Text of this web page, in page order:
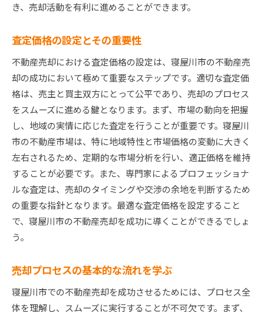
地元の声を聞くことの意義
地域の不動産価値を再評価する
き、売却活動を有利に進めることができます。
査定価格の設定とその重要性
不動産売却における査定価格の設定は、寝屋川市の不動産売
却の成功において極めて重要なステップです。適切な査定価
格は、売主と買主双方にとって公平であり、売却のプロセス
をスムーズに進める鍵となります。まず、市場の動向を把握
し、地域の実情に応じた査定を行うことが重要です。寝屋川
市の不動産市場は、特に地域特性と市場価格の変動に大きく
左右されるため、定期的な市場分析を行い、適正価格を維持
することが必要です。また、専門家によるプロフェッショナ
ルな査定は、売却のタイミングや交渉の余地を判断するため
の重要な指針となります。最適な査定価格を設定すること
で、寝屋川市の不動産売却を成功に導くことができるでしょ
う。
売却プロセスの基本的な流れを学ぶ
寝屋川市での不動産売却を成功させるためには、プロセス全
体を理解し、スムーズに実行することが不可欠です。まず、